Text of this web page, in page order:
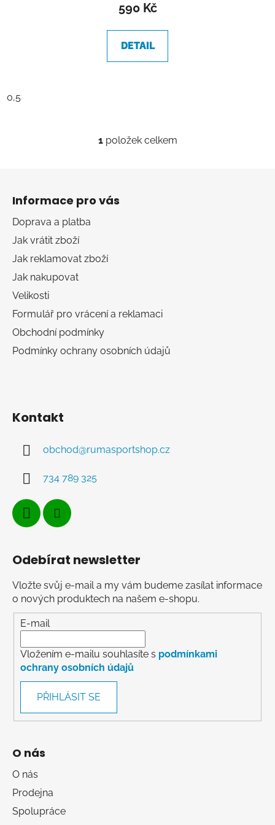
z
590 Kč
DETAIL
0,5
O
y
v
p
1položek celkem
Informace pro vás
Doprava a platba
Jak vrátit zboží
Jak reklamovat zboží
Jak nakupovat
Velikosti
Formulář pro vrácení a reklamaci
Obchodní podmínky
Podmínky ochrany osobních údajů
Kontakt
obchod@rumasportshop.cz
734 789 325
Odebírat newsletter
Vložte svůj e-mail a my vám budeme zasílat informace
o nových produktech na našem e-shopu.
E-mail
Vložením e-mailu souhlasíte s podmínkami
ochrany osobních údajů
PŘIHLÁSIT SE
O nás
O nás
Prodejna
Spolupráce